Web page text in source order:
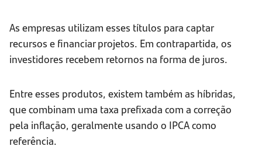
As empresas utilizam esses títulos para captar
recursos e financiar projetos. Em contrapartida, os
investidores recebem retornos na forma de juros.
Entre esses produtos, existem também as híbridas,
que combinam uma taxa prefixada com a correção
pela inflação, geralmente usando o IPCA como
referência.